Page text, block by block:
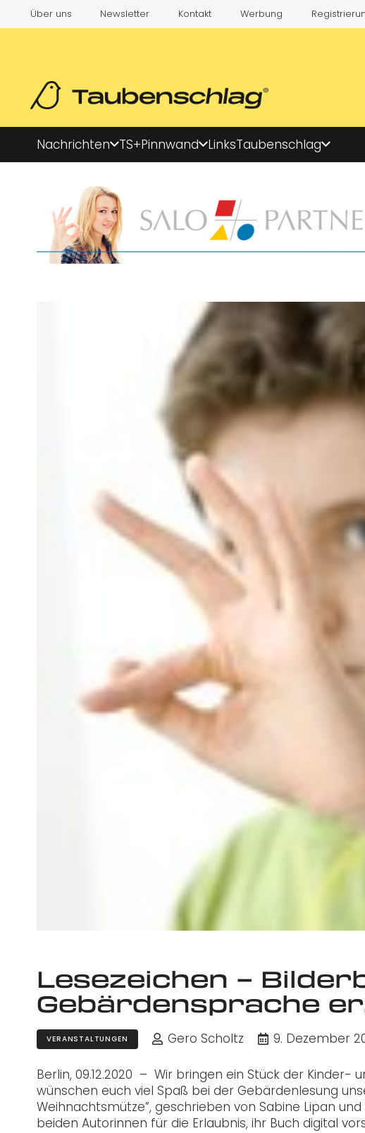
Über uns Newsletter Kontakt Werbung
Nachrichten TS+Pinnwand LinksTaubenschlag
Lesezeichen –
Gebärdensprache
VERANSTALTUNGEN Gero Scholtz 9. Dezember
Berlin, 09.12.2020 – Wir bringen ein Stück der Kinder-
wünschen euch viel Spaß bei der Gebärdenlesung un
Weihnachtsmütze”, geschrieben von Sabine Lipan
beiden Autorinnen für die Erlaubnis, ihr Buch digital